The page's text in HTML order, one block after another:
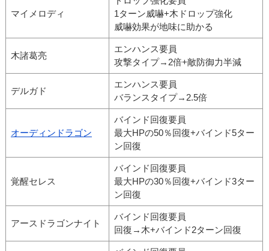
マイメロディ
1ターン威嚇+木ドロップ強化
威嚇効果が地味に助かる
木諸葛亮
エンハンス要員
攻撃タイプ→2倍+敵防御力半減
デルガド
エンハンス要員
バランスタイプ→2.5倍
オーディンドラゴン
バインド回復要員
最大HPの50％回復+バインド5ター
ン回復
覚醒セレス
バインド回復要員
最大HPの30％回復+バインド3ター
ン回復
アースドラゴンナイト
バインド回復要員
回復→木+バインド2ターン回復